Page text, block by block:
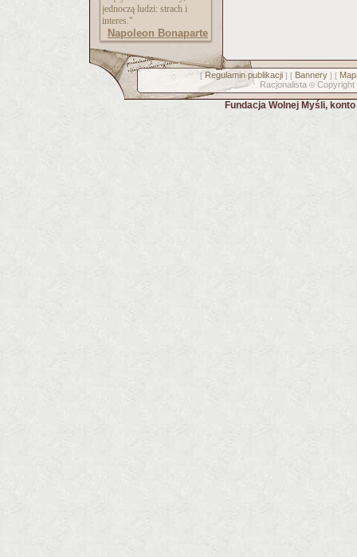
jednoczą ludzi: strach i
interes."
Napoleon Bonaparte
[ Regulamin publikacji] [ Bannery] [
Racjonalista © Copyright
Fundacja Wolnej Myśli,